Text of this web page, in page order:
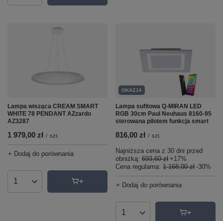
Lampa wisząca CREAM SMART
WHITE 78 PENDANT AZzardo
AZ3287
1 979,00 zł / szt.
+ Dodaj do porównania
Ilość produktów
OKAZJA
Lampa sufitowa Q-MIRAN LED
RGB 30cm Paul Neuhaus 8160-95
sterowana pilotem funkcja smart
816,00 zł / szt.
Najniższa cena z 30 dni przed
obniżką: 693,60 zł +17%
Cena regularna: 1 168,00 zł -30%
+ Dodaj do porównania
Ilość produktów